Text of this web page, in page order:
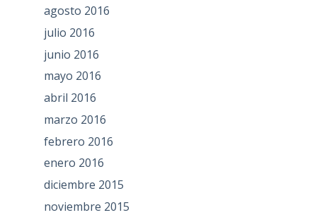
agosto 2016
julio 2016
junio 2016
mayo 2016
abril 2016
marzo 2016
febrero 2016
enero 2016
diciembre 2015
noviembre 2015